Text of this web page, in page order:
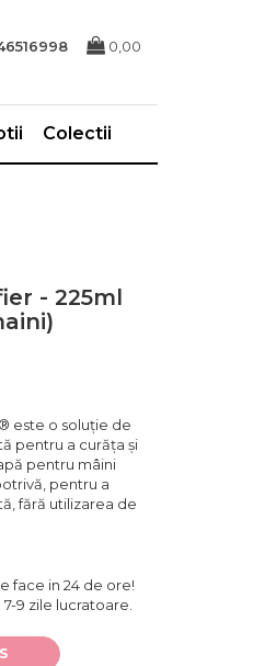
0,00
Colectii
- 225ml
este o soluție de
pentru a curăța și
pentru mâini
pentru a
fără utilizarea de
face in 24 de ore!
9 zile lucratoare.